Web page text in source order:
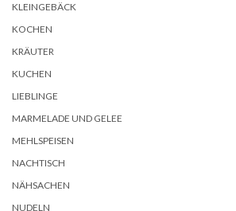
KLEINGEBÄCK
KOCHEN
KRÄUTER
KUCHEN
LIEBLINGE
MARMELADE UND GELEE
MEHLSPEISEN
NACHTISCH
NÄHSACHEN
NUDELN